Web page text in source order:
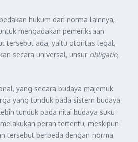
hukum dari norma lainnya,
mengadakan pemeriksaan
tersebut ada, yaitu otoritas legal,
secara universal, unsur obligatio,
yang secara budaya majemuk
yang tunduk pada sistem budaya
tunduk pada nilai budaya suku
peran tertentu, meskipun
tersebut berbeda dengan norma